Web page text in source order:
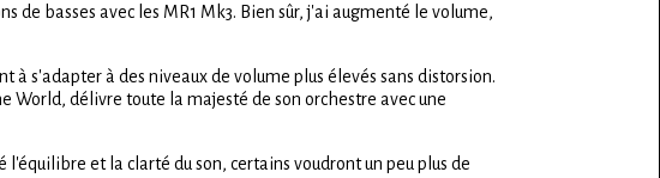
de basses avec les MR1 Mk3. Bien sûr, j'ai augmenté le volume,
s'adapter à des niveaux de volume plus élevés sans distorsion.
délivre toute la majesté de son orchestre avec une
et la clarté du son, certains voudront un peu plus de